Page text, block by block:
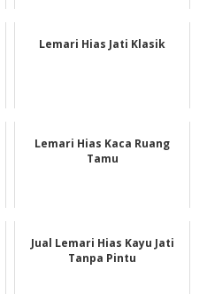
Lemari Hias Jati Klasik
Lemari Hias Kaca Ruang
Tamu
Jual Lemari Hias Kayu Jati
Tanpa Pintu